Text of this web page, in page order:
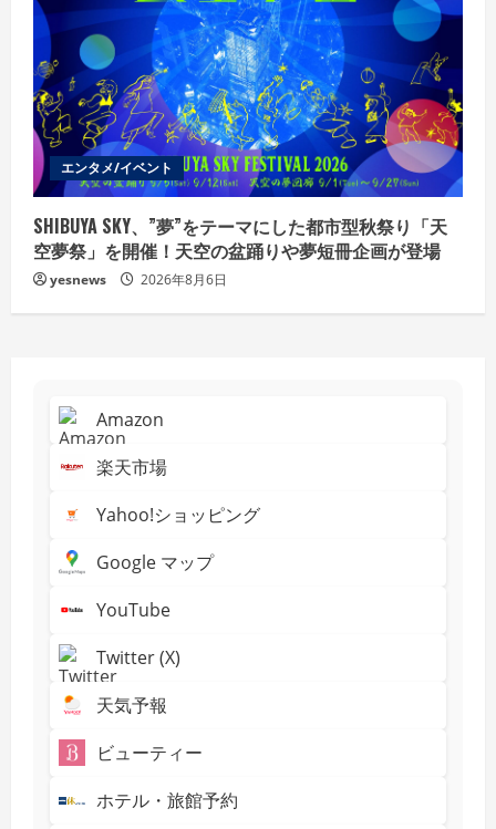
エンタメ/イベント
SHIBUYA SKY、”夢”をテーマにした都市型秋祭り「天
空夢祭」を開催！天空の盆踊りや夢短冊企画が登場
yesnews 2026年8月6日
Amazon
楽天市場
Yahoo!ショッピング
Google マップ
YouTube
Twitter (X)
天気予報
ビューティー
ホテル・旅館予約